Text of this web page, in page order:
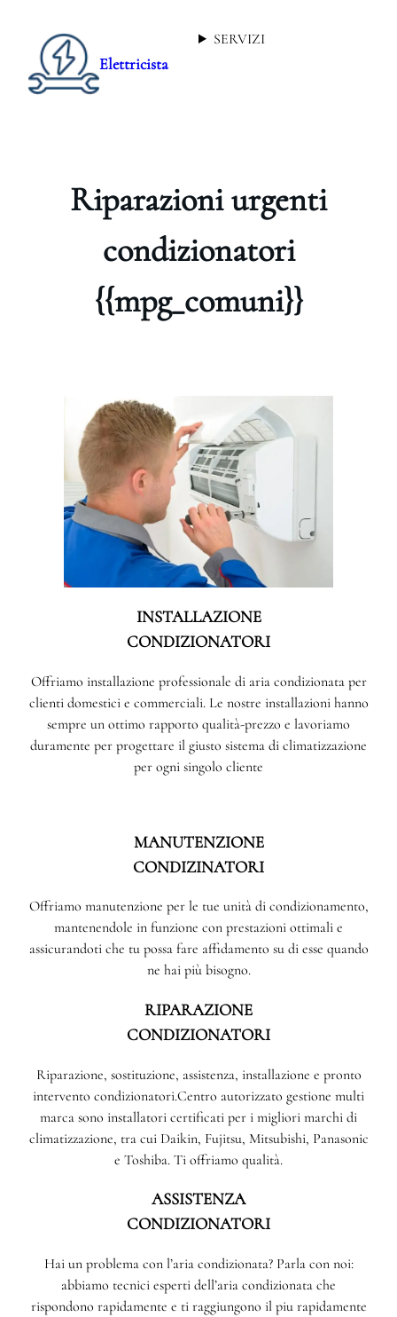
Elettricista
SERVIZI
Riparazioni urgenti
condizionatori
{{mpg_comuni}}
INSTALLAZIONE
CONDIZIONATORI
Offriamo installazione professionale di aria condizionata per
clienti domestici e commerciali. Le nostre installazioni hanno
sempre un ottimo rapporto qualità-prezzo e lavoriamo
duramente per progettare il giusto sistema di climatizzazione
per ogni singolo cliente
MANUTENZIONE
CONDIZINATORI
Offriamo manutenzione per le tue unità di condizionamento,
mantenendole in funzione con prestazioni ottimali e
assicurandoti che tu possa fare affidamento su di esse quando
ne hai più bisogno.
RIPARAZIONE
CONDIZIONATORI
Riparazione, sostituzione, assistenza, installazione e pronto
intervento condizionatori.Centro autorizzato gestione multi
marca sono installatori certificati per i migliori marchi di
climatizzazione, tra cui Daikin, Fujitsu, Mitsubishi, Panasonic
e Toshiba. Ti offriamo qualità.
ASSISTENZA
CONDIZIONATORI
Hai un problema con l’aria condizionata? Parla con noi:
abbiamo tecnici esperti dell’aria condizionata che
rispondono rapidamente e ti raggiungono il piu rapidamente